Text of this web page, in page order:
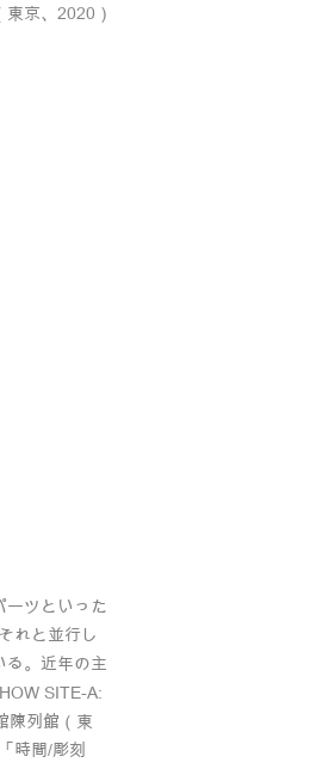
京、2020）
ーツといった
れと並行し
る。近年の主
SITE-A:
陳列館（東
時間/彫刻